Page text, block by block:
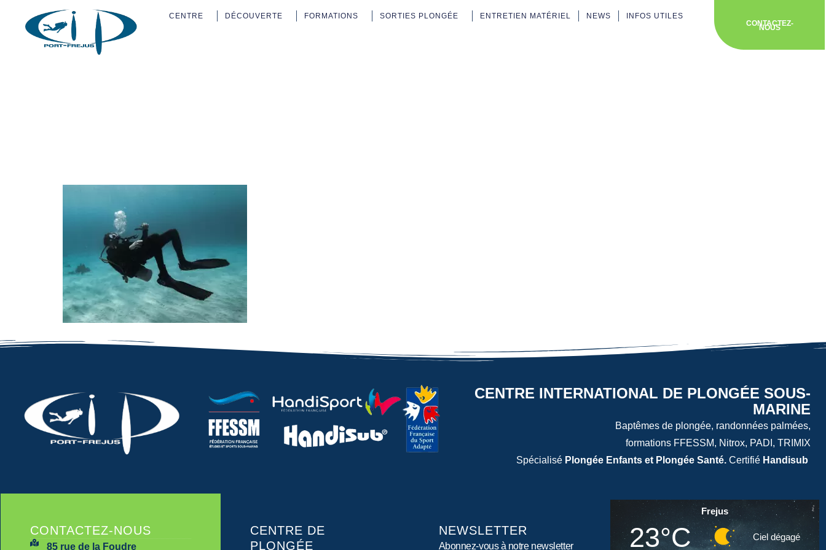
CENTRE DÉCOUVERTE FORMATIONS SORTIES PLONGÉE ENTRETIEN MATÉRIEL NEWS
INFOS UTILES
CONTACTEZ-
NOUS
CENTRE INTERNATIONAL DE PLONGÉE SOUS-
MARINE
Baptêmes de plongée, randonnées palmées,
formations FFESSM, Nitrox, PADI, TRIMIX
Spécialisé Plongée Enfants et Plongée Santé. Certifié Handisub
CONTACTEZ-NOUS
85 rue de la Foudre
CENTRE DE
PLONGÉE
NEWSLETTER
Abonnez-vous à notre newsletter
Frejus
23°C Ciel dégagé